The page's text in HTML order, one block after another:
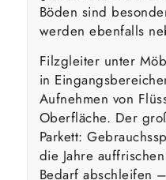
Böden sind
werden ebenfalls
Filzgleiter unter
in
Aufnehmen von
Oberfläche. Der
Parkett:
die Jahre
Bedarf abschleifen